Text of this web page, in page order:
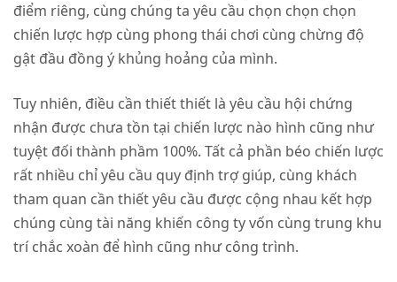
điểm riêng, cùng chúng ta yêu cầu chọn chọn chọn
chiến lược hợp cùng phong thái chơi cùng chừng độ
gật đầu đồng ý khủng hoảng của mình.
Tuy nhiên, điều cần thiết thiết là yêu cầu hội chứng
nhận được chưa tồn tại chiến lược nào hình cũng như
tuyệt đối thành phầm 100%. Tất cả phần béo chiến lược
rất nhiều chỉ yêu cầu quy định trợ giúp, cùng khách
tham quan cần thiết yêu cầu được cộng nhau kết hợp
chúng cùng tài năng khiến công ty vốn cùng trung khu
trí chắc xoàn để hình cũng như công trình.